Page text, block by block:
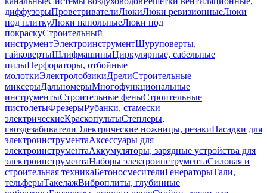
диффузорыПроветривателиЛюкиЛюки ревизионныеЛюки
под плиткуЛюки напольныеЛюки под
покраскуСтроительный
инструментЭлектроинструментШуруповерты,
гайковертыШлифмашиныЦиркулярные, сабельные
пилыПерфораторы, отбойные
молоткиЭлектролобзикиДрелиСтроительные
миксерыДальномерыМногофункциональные
инструментыСтроительные феныСтроительные
пистолетыФрезерыРубанки, стамески
электрическиеКраскопультыСтеплеры,
гвоздезабивателиЭлектрические ножницы, резакиНасадки для
электроинструментаАксессуары для
электроинструментаАккумуляторы, зарядные устройства для
электроинструментаНаборы электроинструментаСиловая и
строительная техникаБетоносмесителиГенераторыТали,
тельферыТакелажВиброплиты, глубинные